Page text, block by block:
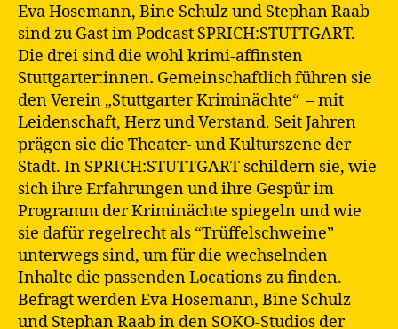
Eva Hosemann, Bine Schulz und Stephan Raab
sind zu Gast im Podcast SPRICH:STUTTGART.
Die drei sind die wohl krimi-affinsten
Stuttgarter:innen. Gemeinschaftlich führen sie
den Verein „Stuttgarter Kriminächte“ – mit
Leidenschaft, Herz und Verstand. Seit Jahren
prägen sie die Theater- und Kulturszene der
Stadt. In SPRICH:STUTTGART schildern sie, wie
sich ihre Erfahrungen und ihre Gespür im
Programm der Kriminächte spiegeln und wie
sie dafür regelrecht als “Trüffelschweine”
unterwegs sind, um für die wechselnden
Inhalte die passenden Locations zu finden.
Befragt werden Eva Hosemann, Bine Schulz
und Stephan Raab in den SOKO-Studios der